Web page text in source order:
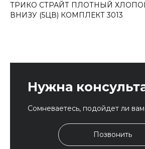
ТРИКО СТРАЙТ ПЛОТНЫЙ
ВНИЗУ (5ЦВ) КОМПЛЕКТ 3013
Нужна
Сомневаетесь, подойдет ли вам
Позвонить